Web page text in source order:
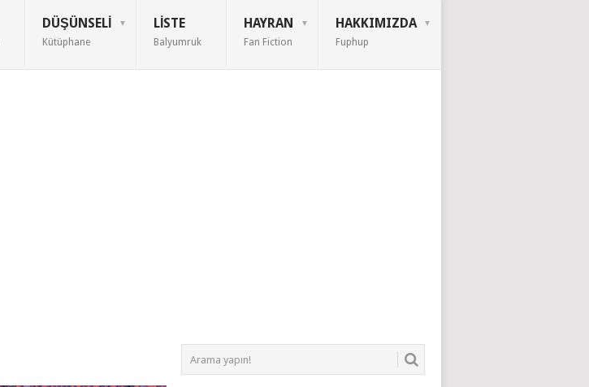
DÜŞÜNSELI
Kütüphane
LISTE
Balyumruk
HAYRAN
Fan Fiction
HAKKIMIZDA
Fuphup